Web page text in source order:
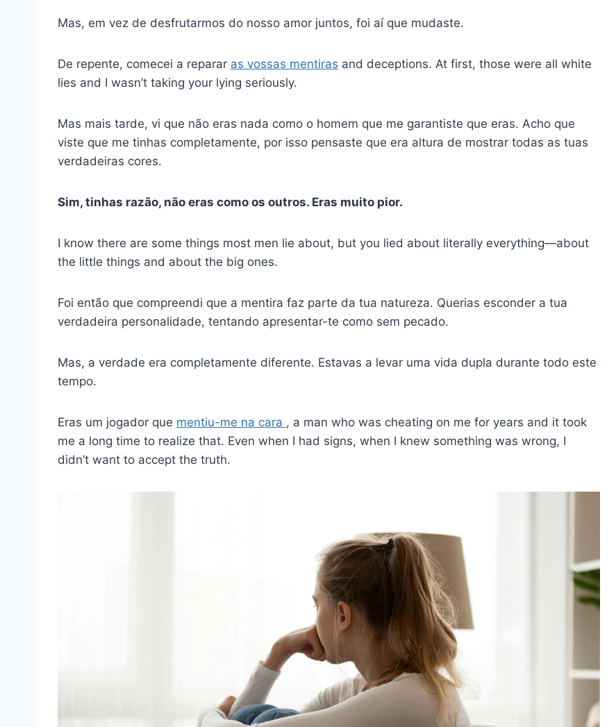
Mas, em vez de desfrutarmos do nosso amor juntos, foi aí que mudaste.
De repente, comecei a reparar as vossas mentiras and deceptions. At first, those were all white
lies and I wasn’t taking your lying seriously.
Mas mais tarde, vi que não eras nada como o homem que me garantiste que eras. Acho que
viste que me tinhas completamente, por isso pensaste que era altura de mostrar todas as tuas
verdadeiras cores.
Sim, tinhas razão, não eras como os outros. Eras muito pior.
I know there are some things most men lie about, but you lied about literally everything—about
the little things and about the big ones.
Foi então que compreendi que a mentira faz parte da tua natureza. Querias esconder a tua
verdadeira personalidade, tentando apresentar-te como sem pecado.
Mas, a verdade era completamente diferente. Estavas a levar uma vida dupla durante todo este
tempo.
Eras um jogador que mentiu-me na cara , a man who was cheating on me for years and it took
me a long time to realize that. Even when I had signs, when I knew something was wrong, I
didn’t want to accept the truth.